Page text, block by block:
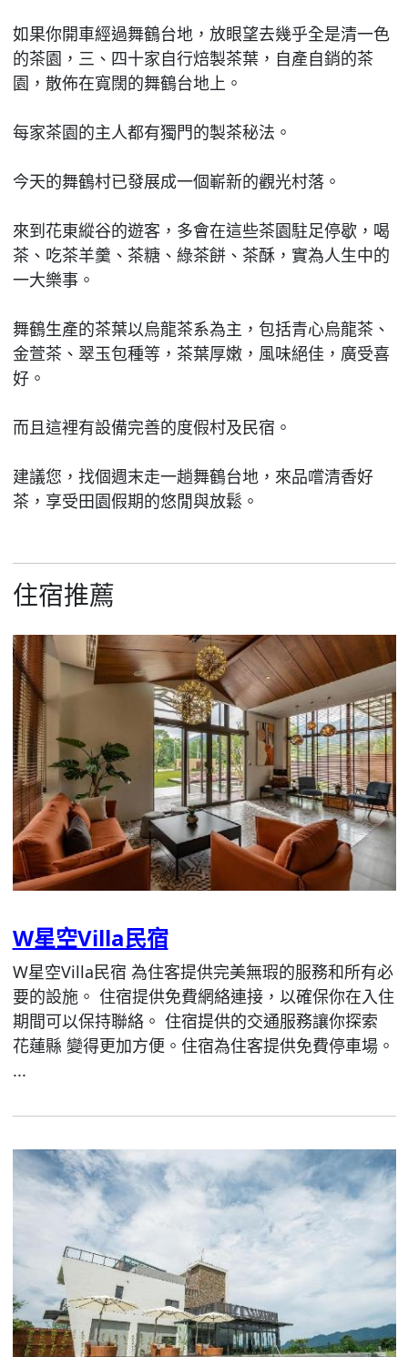
如果你開車經過舞鶴台地，放眼望去幾乎全是清一色
的茶園，三、四十家自行焙製茶葉，自產自銷的茶
園，散佈在寬闊的舞鶴台地上。
每家茶園的主人都有獨門的製茶秘法。
今天的舞鶴村已發展成一個嶄新的觀光村落。
來到花東縱谷的遊客，多會在這些茶園駐足停歇，喝
茶、吃茶羊羹、茶糖、綠茶餅、茶酥，實為人生中的
一大樂事。
舞鶴生產的茶葉以烏龍茶系為主，包括青心烏龍茶、
金萱茶、翠玉包種等，茶葉厚嫩，風味絕佳，廣受喜
好。
而且這裡有設備完善的度假村及民宿。
建議您，找個週末走一趟舞鶴台地，來品嚐清香好
茶，享受田園假期的悠閒與放鬆。
住宿推薦
W星空Villa民宿
W星空Villa民宿 為住客提供完美無瑕的服務和所有必
要的設施。 住宿提供免費網絡連接，以確保你在入住
期間可以保持聯絡。 住宿提供的交通服務讓你探索
花蓮縣 變得更加方便。住宿為住客提供免費停車場。
...